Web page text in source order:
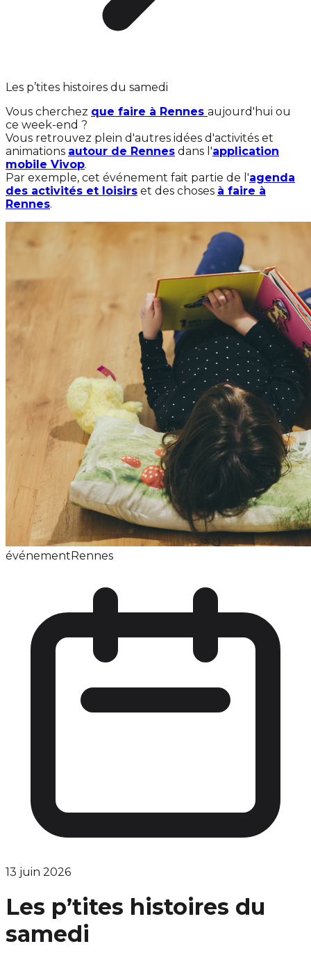
Les p’tites histoires du samedi
Vous cherchez que faire à Rennes aujourd'hui ou
ce week-end ?
Vous retrouvez plein d'autres idées d'activités et
animations autour de Rennes dans l'application
mobile Vivop.
Par exemple, cet événement fait partie de l'agenda
des activités et loisirs et des choses à faire à
Rennes.
événementRennes
13 juin 2026
Les p’tites histoires du
samedi